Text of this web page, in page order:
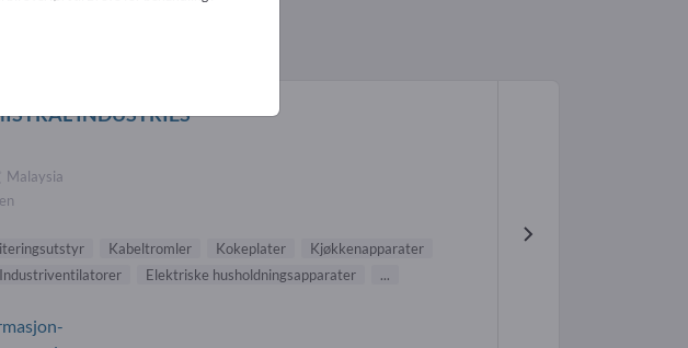
(214)
INDUSTRIES
Malaysia
Kabeltromler Kokeplater
Kjøkkenapparater
Industriventilatorer Elektriske husholdningsapparater ...